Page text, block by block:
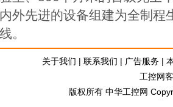
外先进的设备组建为全制程
。
关于我们 | 联系我们 | 广告服务 |
工控网
版权所有 中华工控网